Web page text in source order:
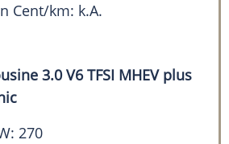
Cent/km: k.A.
3.0 V6 TFSI MHEV plus
270